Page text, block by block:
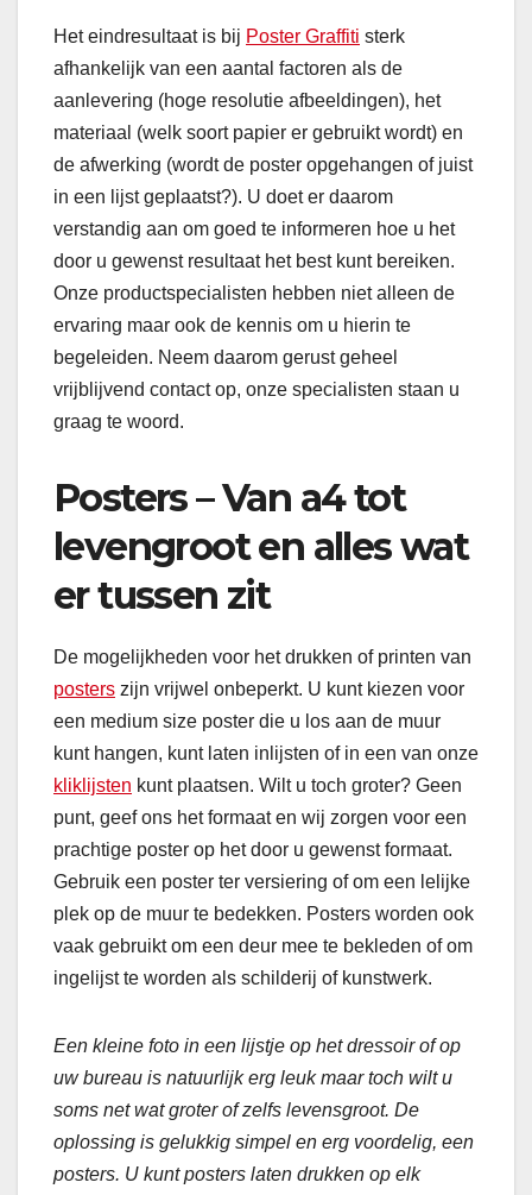
Het eindresultaat is bij Poster Graffiti sterk
afhankelijk van een aantal factoren als de
aanlevering (hoge resolutie afbeeldingen), het
materiaal (welk soort papier er gebruikt wordt) en
de afwerking (wordt de poster opgehangen of juist
in een lijst geplaatst?). U doet er daarom
verstandig aan om goed te informeren hoe u het
door u gewenst resultaat het best kunt bereiken.
Onze productspecialisten hebben niet alleen de
ervaring maar ook de kennis om u hierin te
begeleiden. Neem daarom gerust geheel
vrijblijvend contact op, onze specialisten staan u
graag te woord.
Posters – Van a4 tot
levengroot en alles wat
er tussen zit
De mogelijkheden voor het drukken of printen van
posters zijn vrijwel onbeperkt. U kunt kiezen voor
een medium size poster die u los aan de muur
kunt hangen, kunt laten inlijsten of in een van onze
kliklijsten kunt plaatsen. Wilt u toch groter? Geen
punt, geef ons het formaat en wij zorgen voor een
prachtige poster op het door u gewenst formaat.
Gebruik een poster ter versiering of om een lelijke
plek op de muur te bedekken. Posters worden ook
vaak gebruikt om een deur mee te bekleden of om
ingelijst te worden als schilderij of kunstwerk.
Een kleine foto in een lijstje op het dressoir of op
uw bureau is natuurlijk erg leuk maar toch wilt u
soms net wat groter of zelfs levensgroot. De
oplossing is gelukkig simpel en erg voordelig, een
posters. U kunt posters laten drukken op elk